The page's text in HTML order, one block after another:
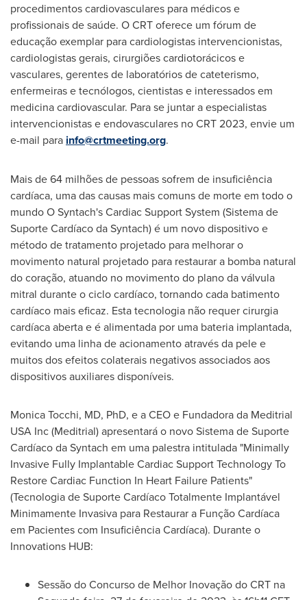
procedimentos cardiovasculares para médicos e
profissionais de saúde. O CRT oferece um fórum de
educação exemplar para cardiologistas intervencionistas,
cardiologistas gerais, cirurgiões cardiotorácicos e
vasculares, gerentes de laboratórios de cateterismo,
enfermeiras e tecnólogos, cientistas e interessados em
medicina cardiovascular. Para se juntar a especialistas
intervencionistas e endovasculares no CRT 2023, envie um
e-mail para info@crtmeeting.org.
Mais de64 milhões de pessoas sofrem de insuficiência
cardíaca, uma das causas mais comuns de morte em todo o
mundo O Syntach's Cardiac Support System (Sistema de
Suporte Cardíaco da Syntach) é um novo dispositivo e
método de tratamento projetado para melhorar o
movimento natural projetado para restaurar a bomba natural
do coração, atuando no movimento do plano da válvula
mitral durante o ciclo cardíaco, tornando cada batimento
cardíaco mais eficaz. Esta tecnologia não requer cirurgia
cardíaca aberta e é alimentada por uma bateria implantada,
evitando uma linha de acionamento através da pele e
muitos dos efeitos colaterais negativos associados aos
dispositivos auxiliares disponíveis.
Monica Tocchi, MD, PhD, e a CEO e Fundadora da Meditrial
USA Inc (Meditrial) apresentará o novo Sistema de Suporte
Cardíaco da Syntach em uma palestra intitulada "Minimally
Invasive Fully Implantable Cardiac Support Technology To
Restore Cardiac Function In Heart Failure Patients"
(Tecnologia de Suporte Cardíaco Totalmente Implantável
Minimamente Invasiva para Restaurar a Função Cardíaca
em Pacientes com Insuficiência Cardíaca). Durante o
Innovations HUB:
Sessão do Concurso de Melhor Inovação do CRT na